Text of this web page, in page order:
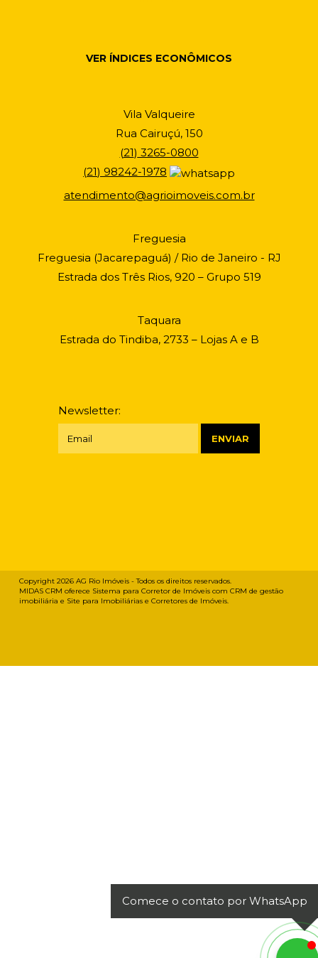
VER ÍNDICES ECONÔMICOS
Vila Valqueire
Rua Cairuçú, 150
(21) 3265-0800
(21) 98242-1978
atendimento@agrioimoveis.com.br
Freguesia
Freguesia (Jacarepaguá) / Rio de Janeiro - RJ
Estrada dos Três Rios, 920 – Grupo 519
Taquara
Estrada do Tindiba, 2733 – Lojas A e B
Newsletter:
Comece o contato por WhatsApp
Copyright 2026 AG Rio Imóveis - Todos os direitos reservados.
MIDAS CRM oferece Sistema para Corretor de Imóveis com CRM de gestão
imobiliária e Site para Imobiliárias e Corretores de Imóveis.